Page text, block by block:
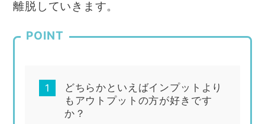
離脱していきます。
POINT
どちらかといえばインプットより
もアウトプットの方が好きです
か？